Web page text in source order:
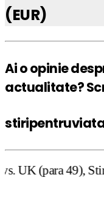
(EUR)
Ai o opinie
actualitate?